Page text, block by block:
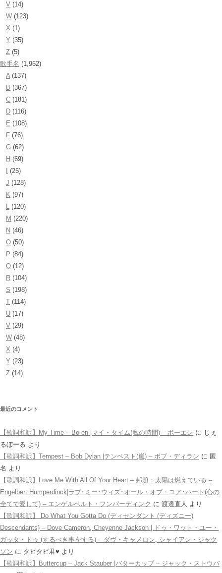
V (14)
W (123)
X (1)
Y (35)
Z (5)
歌手名 (1,962)
A(137)
B (367)
C (181)
D (116)
E (108)
F (76)
G (62)
H (69)
(25)
J (128)
K (97)
L (120)
M (220)
N (46)
O (50)
P (84)
Q (12)
R (104)
S (198)
T (114)
U (17)
V (29)
W (48)
X (4)
Y (23)
Z (14)
最近のコメント
【歌詞和訳】My Time – Bo en |マイ・タイム(私の時間) – ボーエン に じぇ
るぼーる より
【歌詞和訳】Tempest – Bob Dylan |テンペスト(嵐) – ボブ・ディラン に 匿
名 より
【歌詞和訳】Love Me With All Of Your Heart – 邦題：太陽は燃えている –
Engelbert Humperdinck|ラブ･ミー･ウィズ･オール・オブ・ユア･ハート(心の
全てで愛して) – エンゲルベルト・フンパーディンク に 渡邉直人 より
【歌詞和訳】 Do What You Gotta Do (ディセンダント (ディズニー)
Descendants) – Dove Cameron, Cheyenne Jackson | ドゥ・ワット・ユー・
ガッタ・ドゥ (するべき事をする) – ダヴ・キャメロン, シャイアン・ジャク
ソン に タピタピ君♥️ より
【歌詞和訳】Buttercup – Jack Stauber |バターカップ – ジャック・ストウバ